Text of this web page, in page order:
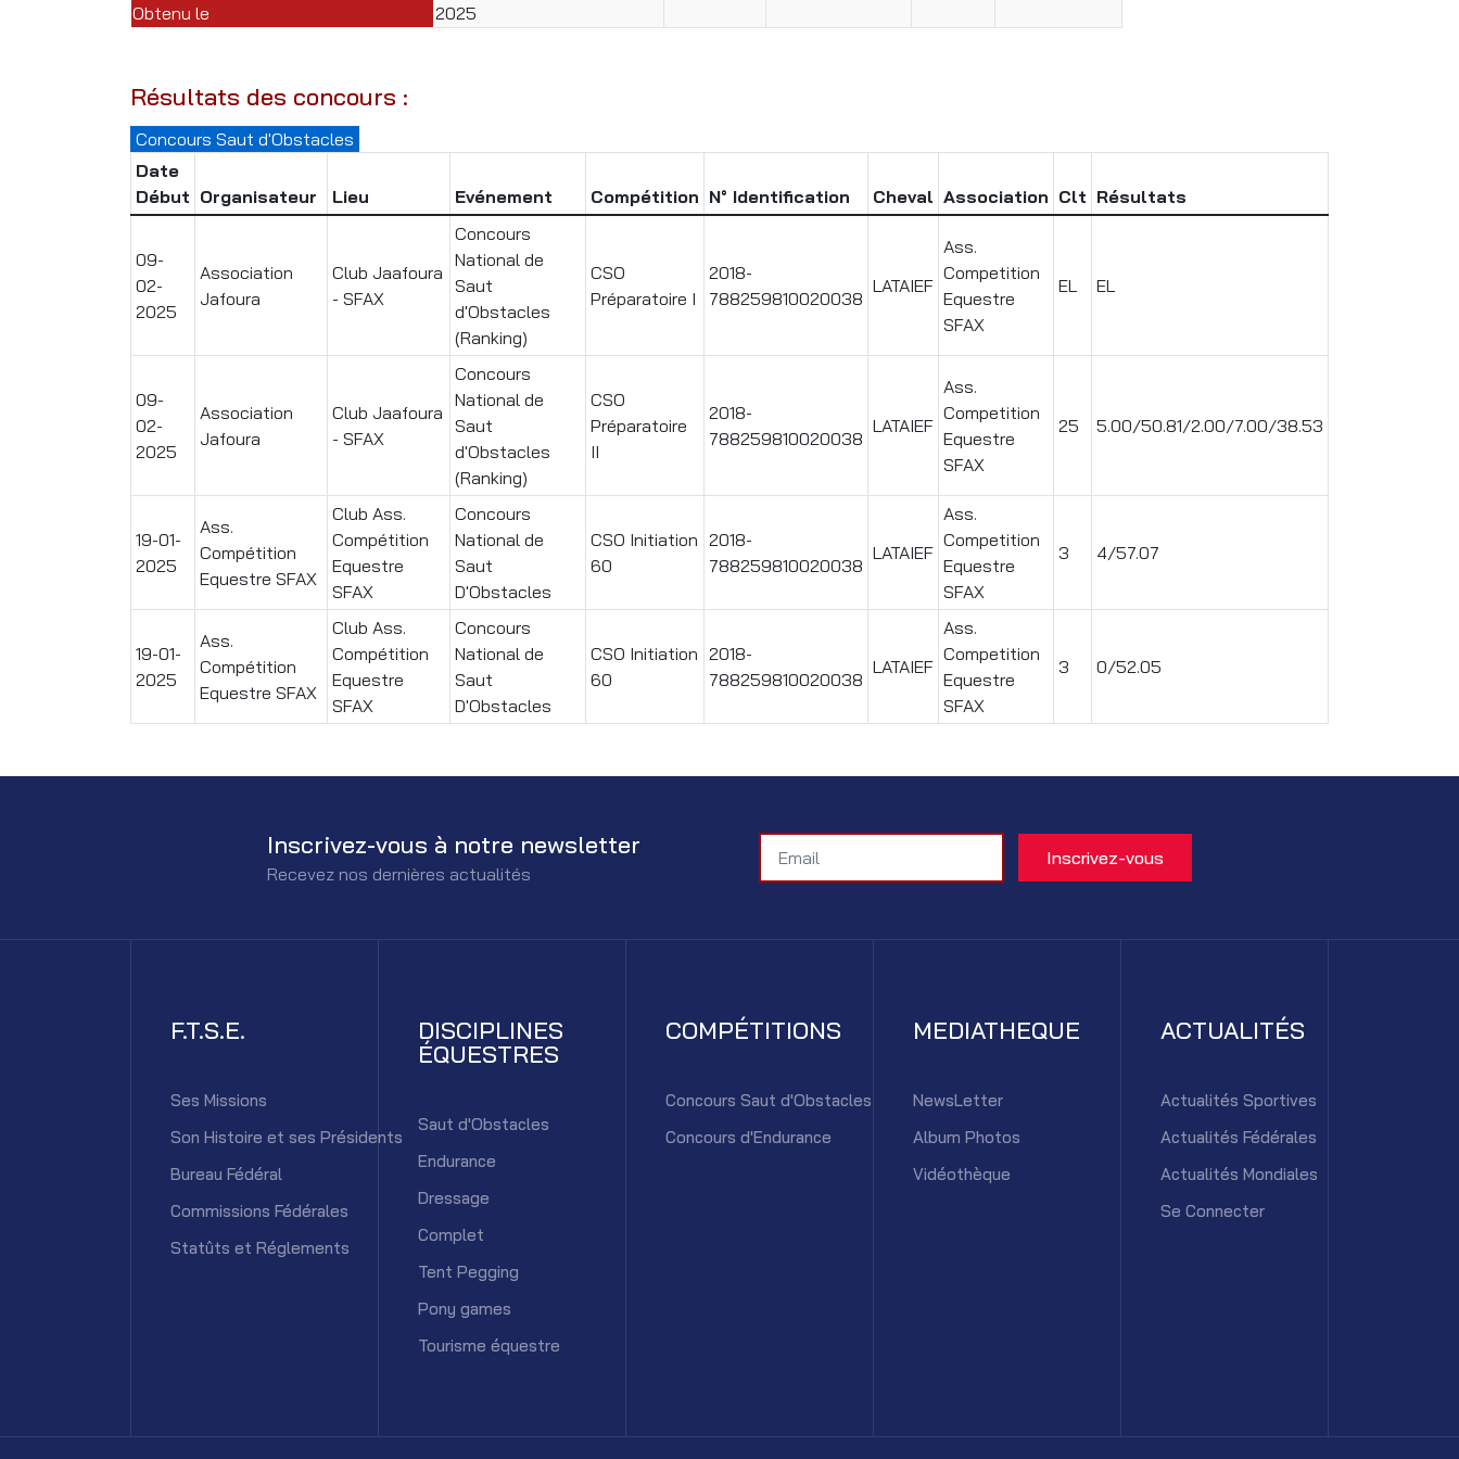
Obtenu le
2025
Résultats des concours :
Concours Saut d'Obstacles
Date
Début Organisateur Lieu Evénement Compétition N° Identification Cheval Association Clt Résultats
09-
02-
2025
Association
Jafoura
Club Jaafoura
- SFAX
Concours
National de
Saut
d'Obstacles
(Ranking)
CSO
Préparatoire I
2018-
788259810020038
LATAIEF
Ass.
Competition
Equestre
SFAX
EL EL
09-
02-
2025
Association
Jafoura
Club Jaafoura
- SFAX
Concours
National de
Saut
d'Obstacles
(Ranking)
CSO
Préparatoire
II
2018-
788259810020038
LATAIEF
Ass.
Competition
Equestre
SFAX
25 5.00/50.81/2.00/7.00/38.53
19-01-
2025
Ass.
Compétition
Equestre SFAX
Club Ass.
Compétition
Equestre
SFAX
Concours
National de
Saut
D'Obstacles
CSO Initiation
60
2018-
788259810020038
LATAIEF
Ass.
Competition
Equestre
SFAX
3 4/57.07
19-01-
2025
Ass.
Compétition
Equestre SFAX
Club Ass.
Compétition
Equestre
SFAX
Concours
National de
Saut
D'Obstacles
CSO Initiation
60
2018-
788259810020038
LATAIEF
Ass.
Competition
Equestre
SFAX
3 0/52.05
Inscrivez-vous à notre newsletter
Recevez nos dernières actualités
F.T.S.E.
Ses Missions
Son Histoire et ses Présidents
Bureau Fédéral
Commissions Fédérales
Statûts et Réglements
DISCIPLINES
ÉQUESTRES
Saut d'Obstacles
Endurance
Dressage
Complet
Tent Pegging
Pony games
Tourisme équestre
COMPÉTITIONS
Concours Saut d'Obstacles
Concours d'Endurance
MEDIATHEQUE
NewsLetter
Album Photos
Vidéothèque
ACTUALITÉS
Actualités Sportives
Actualités Fédérales
Actualités Mondiales
Se Connecter